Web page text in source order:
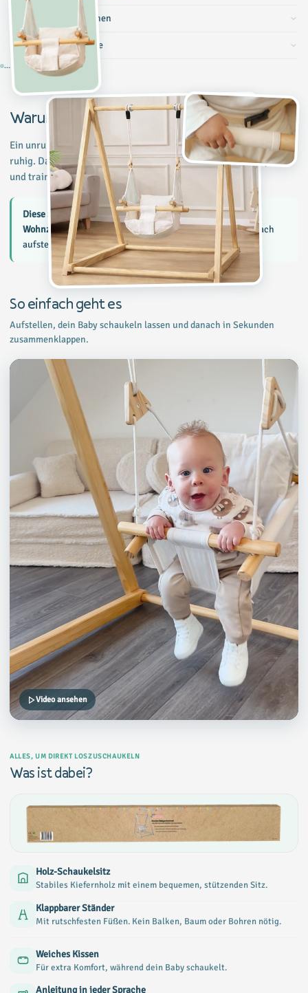
Produktinformationen
24/7 Kundenservice
...
Warum Wiegen seit jeher wirkt
Ein unruhiges Baby wird durch sanftes, rhythmisches Wiegen
ruhig. Das ist kein Zufall: Schaukeln beruhigt das Nervensystem
und trainiert zugleich Gleichgewicht und Körpergefühl.
Diese Schaukel bringt das beruhigende Wiegen in dein
Wohnzimmer.Kein Garten, Balken oder Bohren nötig. Einfach
aufstellen und schaukeln.
So einfach geht es
Aufstellen, dein Baby schaukeln lassen und danach in Sekunden
zusammenklappen.
Video ansehen
ALLES, UM DIREKT LOSZUSCHAUKELN
Was ist dabei?
Holz-Schaukelsitz
Stabiles Kiefernholz mit einem bequemen, stützenden Sitz.
Klappbarer Ständer
Mit rutschfesten Füßen. Kein Balken, Baum oder Bohren nötig.
Weiches Kissen
Für extra Komfort, während dein Baby schaukelt.
Anleitung in jeder Sprache